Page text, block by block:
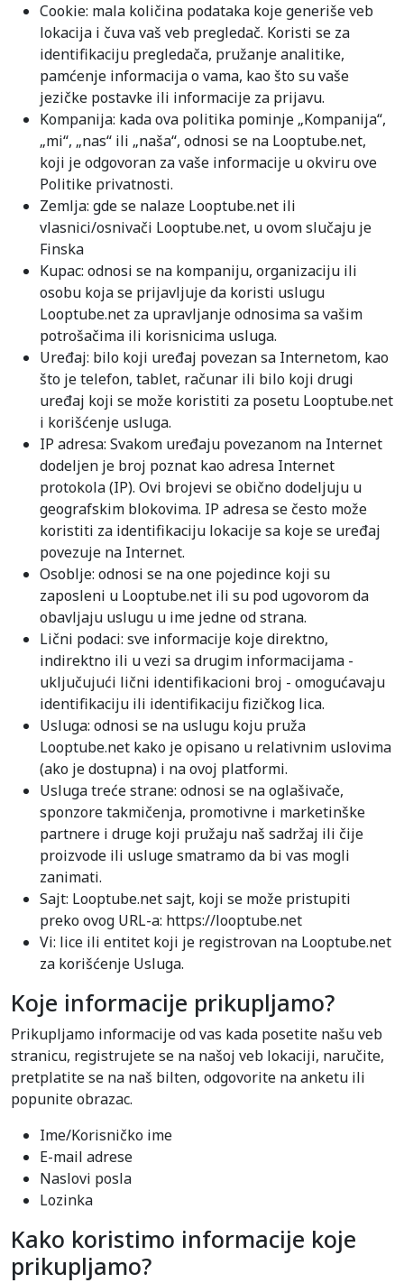
Cookie: mala količina podataka koje generiše veb
lokacija i čuva vaš veb pregledač. Koristi se za
identifikaciju pregledača, pružanje analitike,
pamćenje informacija o vama, kao što su vaše
jezičke postavke ili informacije za prijavu.
Kompanija: kada ova politika pominje „Kompanija“,
„mi“, „nas“ ili „naša“, odnosi se na Looptube.net,
koji je odgovoran za vaše informacije u okviru ove
Politike privatnosti.
Zemlja: gde se nalaze Looptube.net ili
vlasnici/osnivači Looptube.net, u ovom slučaju je
Finska
Kupac: odnosi se na kompaniju, organizaciju ili
osobu koja se prijavljuje da koristi uslugu
Looptube.net za upravljanje odnosima sa vašim
potrošačima ili korisnicima usluga.
Uređaj: bilo koji uređaj povezan sa Internetom, kao
što je telefon, tablet, računar ili bilo koji drugi
uređaj koji se može koristiti za posetu Looptube.net
i korišćenje usluga.
IP adresa: Svakom uređaju povezanom na Internet
dodeljen je broj poznat kao adresa Internet
protokola (IP). Ovi brojevi se obično dodeljuju u
geografskim blokovima. IP adresa se često može
koristiti za identifikaciju lokacije sa koje se uređaj
povezuje na Internet.
Osoblje: odnosi se na one pojedince koji su
zaposleni u Looptube.net ili su pod ugovorom da
obavljaju uslugu u ime jedne od strana.
Lični podaci: sve informacije koje direktno,
indirektno ili u vezi sa drugim informacijama -
uključujući lični identifikacioni broj - omogućavaju
identifikaciju ili identifikaciju fizičkog lica.
Usluga: odnosi se na uslugu koju pruža
Looptube.net kako je opisano u relativnim uslovima
(ako je dostupna) i na ovoj platformi.
Usluga treće strane: odnosi se na oglašivače,
sponzore takmičenja, promotivne i marketinške
partnere i druge koji pružaju naš sadržaj ili čije
proizvode ili usluge smatramo da bi vas mogli
zanimati.
Sajt: Looptube.net sajt, koji se može pristupiti
preko ovog URL-a: https://looptube.net
Vi: lice ili entitet koji je registrovan na Looptube.net
za korišćenje Usluga.
Koje informacije prikupljamo?
Prikupljamo informacije od vas kada posetite našu veb
stranicu, registrujete se na našoj veb lokaciji, naručite,
pretplatite se na naš bilten, odgovorite na anketu ili
popunite obrazac.
Ime/Korisničko ime
E-mail adrese
Naslovi posla
Lozinka
Kako koristimo informacije koje
prikupljamo?